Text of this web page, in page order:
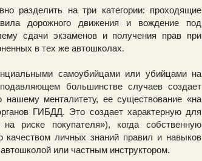
разделить на три категории: проходящие
дорожного движения и вождение под
сдачи экзаменов и получения прав при
в тех же автошколах.
самоубийцами или убийцами на
большинстве случаев создает
менталитету, ее существование «на
ГИБДД. Это создает характерную для
риске покупателя»), когда собственную
качеством личных знаний правил и навыков
или частным инструктором.